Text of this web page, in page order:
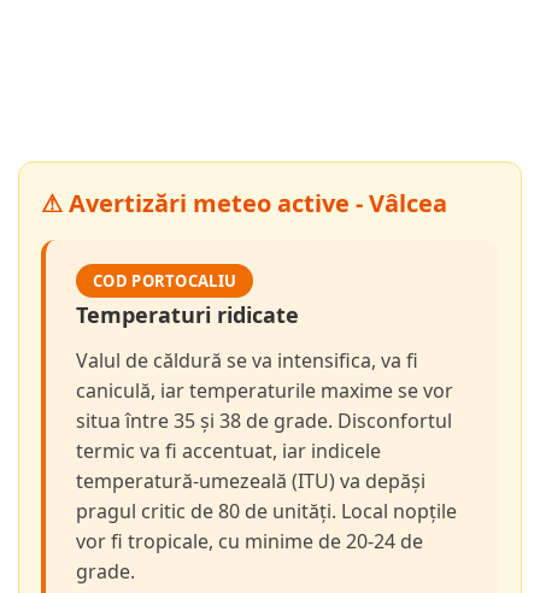
⚠ Avertizări meteo active - Vâlcea
COD PORTOCALIU
Temperaturi ridicate
Valul de căldură se va intensifica, va fi
caniculă, iar temperaturile maxime se vor
situa între 35 și 38 de grade. Disconfortul
termic va fi accentuat, iar indicele
temperatură-umezeală (ITU) va depăși
pragul critic de 80 de unități. Local nopțile
vor fi tropicale, cu minime de 20-24 de
grade.